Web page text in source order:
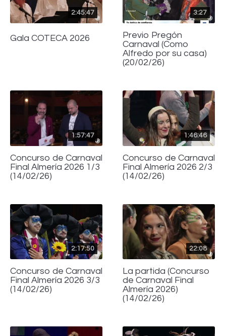
2:45:47
Gala COTECA 2026
3:27
Previo Pregón
Carnaval (Como
Alfredo por su casa)
(20/02/26)
1:57:47
Concurso de Carnaval
Final Almería 2026 1/3
(14/02/26)
1:46:46
Concurso de Carnaval
Final Almería 2026 2/3
(14/02/26)
2:17:50
Concurso de Carnaval
Final Almería 2026 3/3
(14/02/26)
22:08
La partida (Concurso
de Carnaval Final
Almería 2026)
(14/02/26)